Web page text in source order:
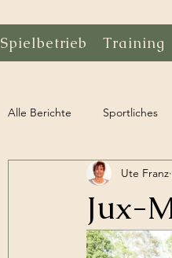
Spielbetrieb Training
Alle Berichte Sportliches
Jux-
Ute Franz